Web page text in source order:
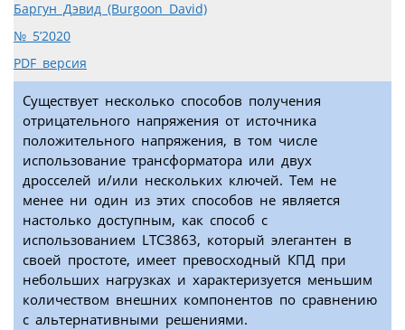
Баргун Дэвид (Burgoon David)
№ 5’2020
PDF версия
Существует несколько способов получения
отрицательного напряжения от источника
положительного напряжения, в том числе
использование трансформатора или двух
дросселей и/или нескольких ключей. Тем не
менее ни один из этих способов не является
настолько доступным, как способ с
использованием LTC3863, который элегантен в
своей простоте, имеет превосходный КПД при
небольших нагрузках и характеризуется меньшим
количеством внешних компонентов по сравнению
с альтернативными решениями.